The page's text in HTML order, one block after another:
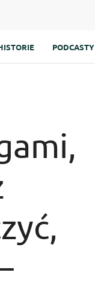
PODCASTY